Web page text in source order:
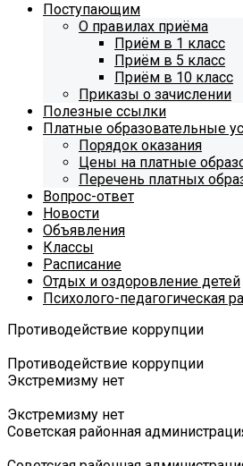
Поступающим
О правилах приёма
Приём в 1 класс
Приём в 5 класс
Приём в 10 класс
Приказы о зачислении
Полезные ссылки
Платные образовательные
Порядок оказания
Цены на платные
Перечень платных
Вопрос-ответ
Новости
Объявления
Классы
Расписание
Отдых и оздоровление детей
Психолого-педагогическая
Противодействие коррупции
Противодействие коррупции
Экстремизму нет
Экстремизму нет
Советская районная